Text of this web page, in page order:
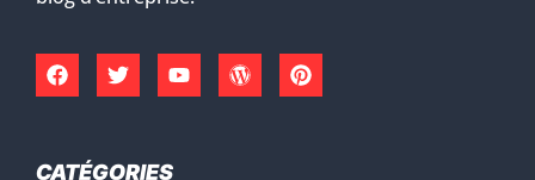
CATÉGORIES